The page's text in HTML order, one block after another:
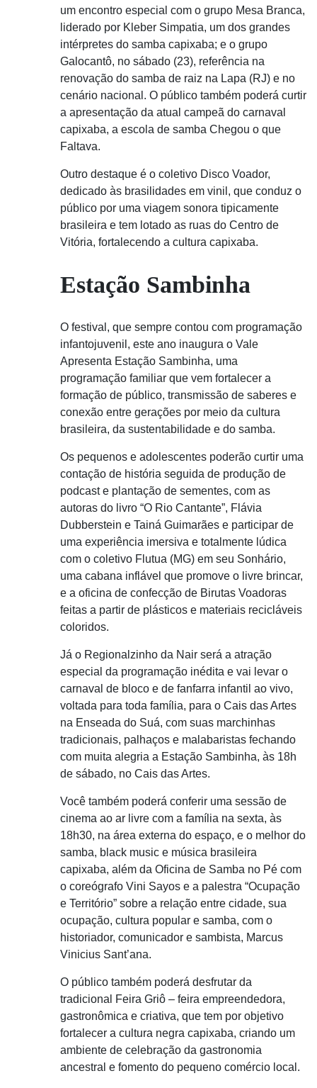
um encontro especial com o grupo Mesa Branca,
liderado por Kleber Simpatia, um dos grandes
intérpretes do samba capixaba; e o grupo
Galocantô, no sábado (23), referência na
renovação do samba de raiz na Lapa (RJ) e no
cenário nacional. O público também poderá curtir
a apresentação da atual campeã do carnaval
capixaba, a escola de samba Chegou o que
Faltava.
Outro destaque é o coletivo Disco Voador,
dedicado às brasilidades em vinil, que conduz o
público por uma viagem sonora tipicamente
brasileira e tem lotado as ruas do Centro de
Vitória, fortalecendo a cultura capixaba.
Estação Sambinha
O festival, que sempre contou com programação
infantojuvenil, este ano inaugura o Vale
Apresenta Estação Sambinha, uma
programação familiar que vem fortalecer a
formação de público, transmissão de saberes e
conexão entre gerações por meio da cultura
brasileira, da sustentabilidade e do samba.
Os pequenos e adolescentes poderão curtir uma
contação de história seguida de produção de
podcast e plantação de sementes, com as
autoras do livro “O Rio Cantante”, Flávia
Dubberstein e Tainá Guimarães e participar de
uma experiência imersiva e totalmente lúdica
com o coletivo Flutua (MG) em seu Sonhário,
uma cabana inflável que promove o livre brincar,
e a oficina de confecção de Birutas Voadoras
feitas a partir de plásticos e materiais recicláveis
coloridos.
Já o Regionalzinho da Nair será a atração
especial da programação inédita e vai levar o
carnaval de bloco e de fanfarra infantil ao vivo,
voltada para toda família, para o Cais das Artes
na Enseada do Suá, com suas marchinhas
tradicionais, palhaços e malabaristas fechando
com muita alegria a Estação Sambinha, às 18h
de sábado, no Cais das Artes.
Você também poderá conferir uma sessão de
cinema ao ar livre com a família na sexta, às
18h30, na área externa do espaço, e o melhor do
samba, black music e música brasileira
capixaba, além da Oficina de Samba no Pé com
o coreógrafo Vini Sayos e a palestra “Ocupação
e Território” sobre a relação entre cidade, sua
ocupação, cultura popular e samba, com o
historiador, comunicador e sambista, Marcus
Vinicius Sant’ana.
O público também poderá desfrutar da
tradicional Feira Griô – feira empreendedora,
gastronômica e criativa, que tem por objetivo
fortalecer a cultura negra capixaba, criando um
ambiente de celebração da gastronomia
ancestral e fomento do pequeno comércio local.